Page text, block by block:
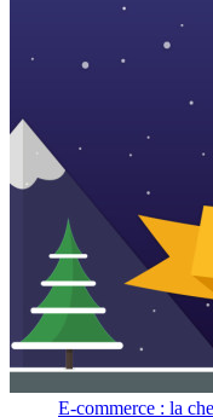
E-commerce : la